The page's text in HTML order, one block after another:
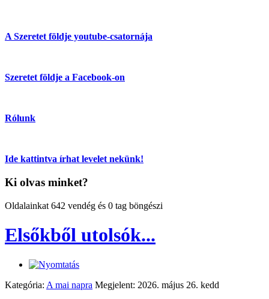
A Szeretet földje youtube-csatornája
Szeretet földje a Facebook-on
Rólunk
Ide kattintva írhat levelet nekünk!
Ki olvas minket?
Oldalainkat 642 vendég és 0 tag böngészi
Elsőkből utolsók...
Kategória: A mai napra Megjelent: 2026. május 26. kedd